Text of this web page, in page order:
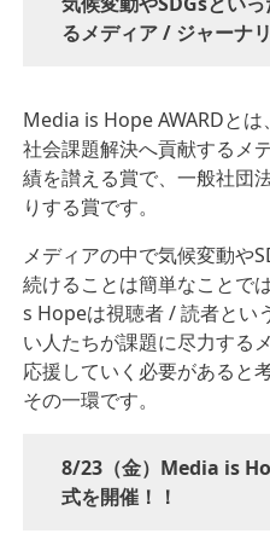
るメディア / ジャーナ
Media is Hope AWARDと
社会課題解決へ貢献するメ
績を讃える賞で、一般社団
りする賞です。
メディアの中で気候変動や
続けることは簡単なことで
s Hopeは視聴者 / 読者とい
い人たちが課題に尽力する
応援していく必要があると
その一環です。
8/23（金）Media is
式を開催！！